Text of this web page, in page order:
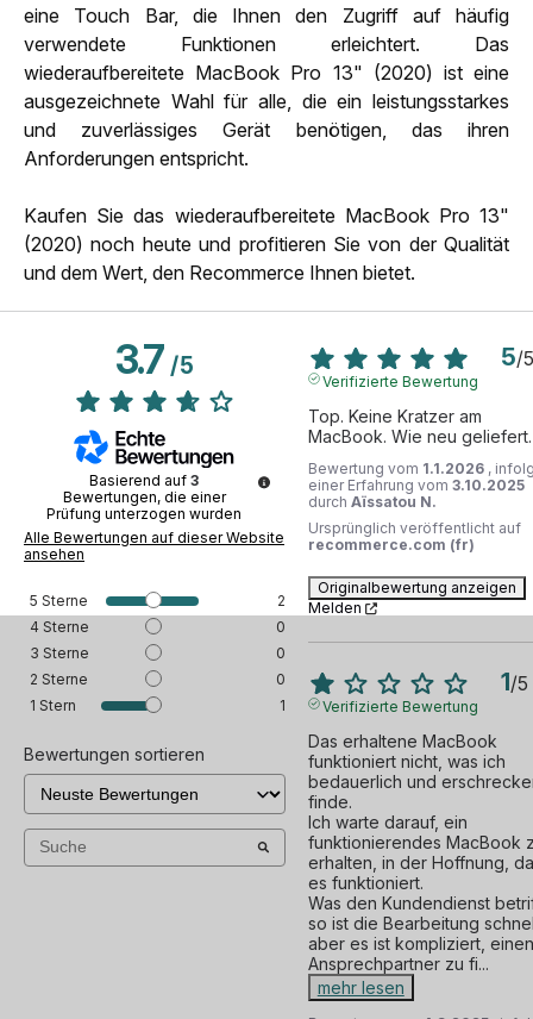
eine Touch Bar, die Ihnen den Zugriff auf häufig
verwendete Funktionen erleichtert. Das
wiederaufbereitete MacBook Pro 13" (2020) ist eine
ausgezeichnete Wahl für alle, die ein leistungsstarkes
und zuverlässiges Gerät benötigen, das ihren
Anforderungen entspricht.
Kaufen Sie das wiederaufbereitete MacBook Pro 13"
(2020) noch heute und profitieren Sie von der Qualität
und dem Wert, den Recommerce Ihnen bietet.
3.7/5
Basierend auf 3
Bewertungen, die einer
Prüfung unterzogen wurden
Alle Bewertungen auf dieser Website
ansehen
5 Sterne
2
4 Sterne
0
3 Sterne
0
2 Sterne
0
1 Stern 1
Bewertungen sortieren
5/5
Verifizierte Bewertung
Top. Keine Kratzer am
MacBook. Wie neu geliefert.
Bewertung vom 1.1.2026 ,
einer Erfahrung vom 3.10.2025
durch Aïssatou N.
Ursprünglich veröffentlicht auf
recommerce.com (fr)
Originalbewertung anzeigen
Melden
1/5
Verifizierte Bewertung
Das erhaltene MacBook
funktioniert nicht, was ich
bedauerlich und
finde.
Ich warte darauf, ein
funktionierendes MacBook
erhalten, in der Hoffnung,
es funktioniert.
Was den Kundendienst
so ist die Bearbeitung
aber es ist kompliziert, einen
Ansprechpartner zu fi...
mehr lesen